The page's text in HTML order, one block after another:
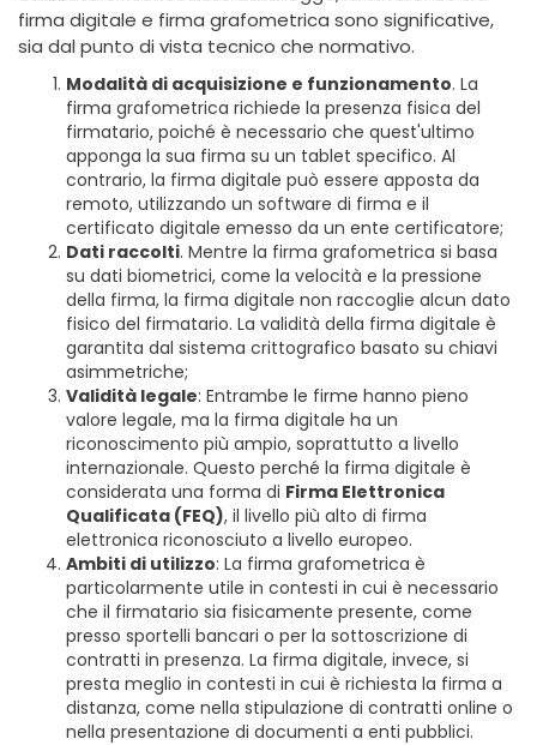
firma digitale e firma grafometrica sono significative,
sia dal punto di vista tecnico che normativo.
Modalità di acquisizione e funzionamento. La
firma grafometrica richiede la presenza fisica del
firmatario, poiché è necessario che quest'ultimo
apponga la sua firma su un tablet specifico. Al
contrario, la firma digitale può essere apposta da
remoto, utilizzando un software di firma e il
certificato digitale emesso da un ente certificatore;
Dati raccolti. Mentre la firma grafometrica si basa
su dati biometrici, come la velocità e la pressione
della firma, la firma digitale non raccoglie alcun dato
fisico del firmatario. La validità della firma digitale è
garantita dal sistema crittografico basato su chiavi
asimmetriche;
Validità legale: Entrambe le firme hanno pieno
valore legale, ma la firma digitale ha un
riconoscimento più ampio, soprattutto a livello
internazionale. Questo perché la firma digitale è
considerata una forma di Firma Elettronica
Qualificata (FEQ), il livello più alto di firma
elettronica riconosciuto a livello europeo.
Ambiti di utilizzo: La firma grafometrica è
particolarmente utile in contesti in cui è necessario
che il firmatario sia fisicamente presente, come
presso sportelli bancari o per la sottoscrizione di
contratti in presenza. La firma digitale, invece, si
presta meglio in contesti in cui è richiesta la firma a
distanza, come nella stipulazione di contratti online o
nella presentazione di documenti a enti pubblici.